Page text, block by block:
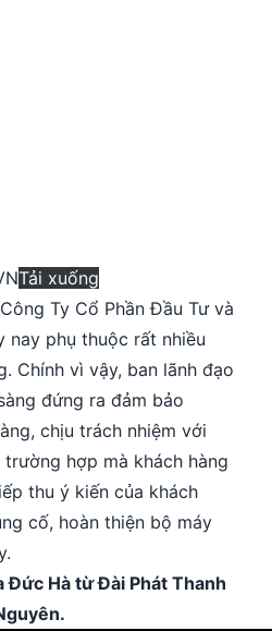
Tải xuống
Ty Cổ Phần Đầu Tư và
nay phụ thuộc rất nhiều
Chính vì vậy, ban lãnh đạo
đứng ra đảm bảo
chịu trách nhiệm với
hợp mà khách hàng
thu ý kiến của khách
cố, hoàn thiện bộ máy
Đức Hà từ Đài Phát Thanh